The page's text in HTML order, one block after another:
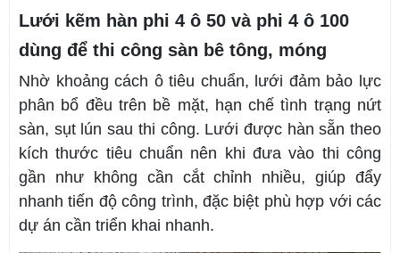
Lưới kẽm hàn phi 4 ô 50 và phi 4 ô 100
dùng để thi công sàn bê tông, móng
Nhờ khoảng cách ô tiêu chuẩn, lưới đảm bảo lực
phân bổ đều trên bề mặt, hạn chế tình trạng nứt
sàn, sụt lún sau thi công. Lưới được hàn sẵn theo
kích thước tiêu chuẩn nên khi đưa vào thi công
gần như không cần cắt chỉnh nhiều, giúp đẩy
nhanh tiến độ công trình, đặc biệt phù hợp với các
dự án cần triển khai nhanh.